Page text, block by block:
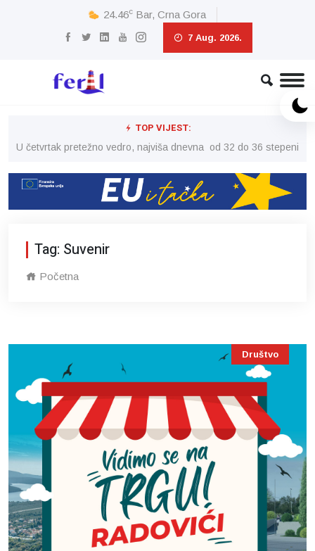
24.46c Bar, Crna Gora
7 Aug. 2026.
TOP VIJEST:
U četvrtak pretežno vedro, najviša dnevna od 32 do 36 stepeni
Tag: Suvenir
Početna
Društvo